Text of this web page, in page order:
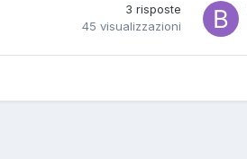
3 risposte
45 visualizzazioni